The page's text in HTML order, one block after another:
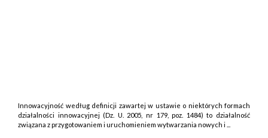
Innowacyjność według definicji zawartej w ustawie o niektórych formach
działalności innowacyjnej (Dz. U. 2005, nr 179, poz. 1484) to działalność
związana z przygotowaniem i uruchomieniem wytwarzania nowych i ...